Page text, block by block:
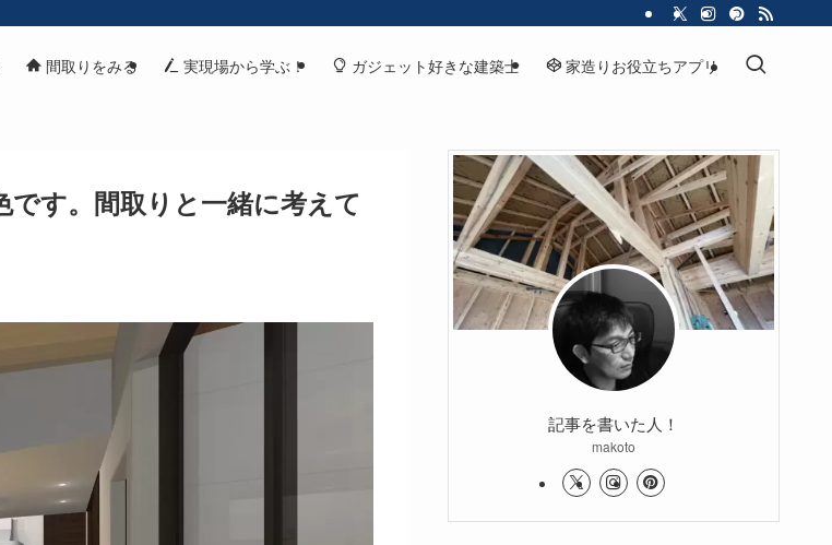
間取りをみる 実現場から学ぶ！ ガジェット好きな建築士 家造りお役立ちアプリ
す。間取りと一緒に考えて
記事を書いた人！
makoto